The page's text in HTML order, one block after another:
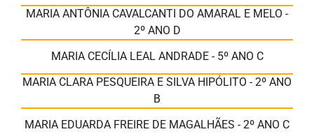
MARIA ANTÔNIA CAVALCANTI DO AMARAL E MELO -
2º ANO D
MARIA CECÍLIA LEAL ANDRADE - 5º ANO C
MARIA CLARA PESQUEIRA E SILVA HIPÓLITO - 2º ANO
B
MARIA EDUARDA FREIRE DE MAGALHÃES - 2º ANO C